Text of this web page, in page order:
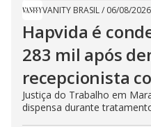
VANITY BRASIL/ 06/08/2026
Hapvida é
283 mil após
recepcionista
Justiça do Trabalho em
dispensa durante